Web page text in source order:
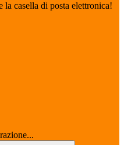
casella di posta elettronica!